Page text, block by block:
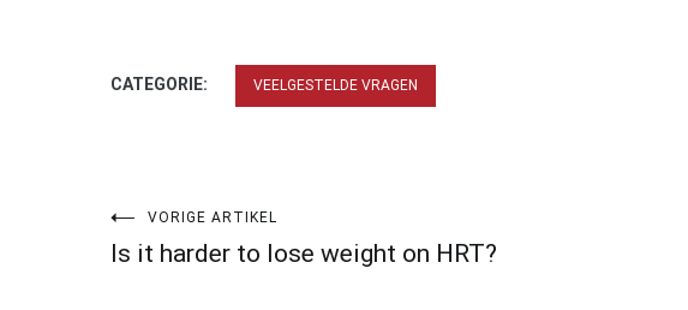
CATEGORIE: VEELGESTELDE VRAGEN
Bericht
navigatie
VORIGE ARTIKEL
Is it harder to lose weight on HRT?